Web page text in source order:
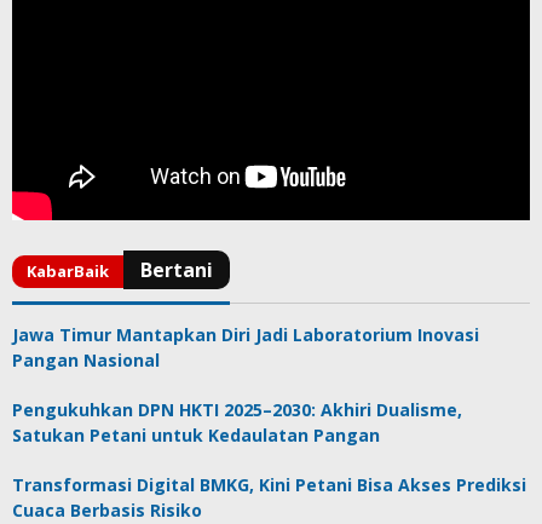
Jawa Timur Mantapkan Diri Jadi Laboratorium Inovasi
Pangan Nasional
Pengukuhkan DPN HKTI 2025–2030: Akhiri Dualisme,
Satukan Petani untuk Kedaulatan Pangan
Transformasi Digital BMKG, Kini Petani Bisa Akses Prediksi
Cuaca Berbasis Risiko